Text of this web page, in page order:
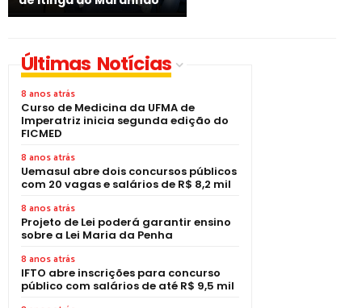
Últimas Notícias
8 anos atrás
Curso de Medicina da UFMA de
Imperatriz inicia segunda edição do
FICMED
8 anos atrás
Uemasul abre dois concursos públicos
com 20 vagas e salários de R$ 8,2 mil
8 anos atrás
Projeto de Lei poderá garantir ensino
sobre a Lei Maria da Penha
8 anos atrás
IFTO abre inscrições para concurso
público com salários de até R$ 9,5 mil